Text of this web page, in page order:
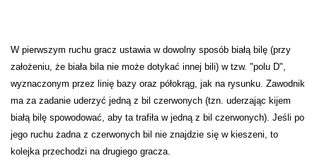
W pierwszym ruchu gracz ustawia w dowolny sposób białą bilę (przy
założeniu, że biała bila nie może dotykać innej bili) w tzw. "polu D",
wyznaczonym przez linię bazy oraz półokrąg, jak na rysunku. Zawodnik
ma za zadanie uderzyć jedną z bil czerwonych (tzn. uderzając kijem
białą bilę spowodować, aby ta trafiła w jedną z bil czerwonych). Jeśli po
jego ruchu żadna z czerwonych bil nie znajdzie się w kieszeni, to
kolejka przechodzi na drugiego gracza.